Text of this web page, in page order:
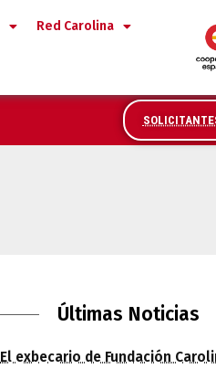
Red Carolina
Últimas Noticias
El exbecario de Fundación